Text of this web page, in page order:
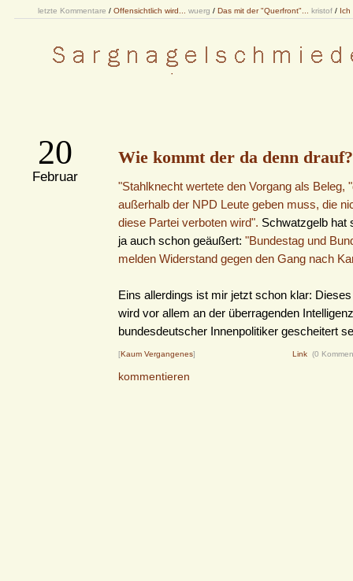
letzte Kommentare / Offensichtlich wird... wuerg / Das mit der "Querfront"... kristof / Ich
20
Februar
Wie kommt der da denn drauf?
"Stahlknecht wertete den Vorgang als Beleg,
außerhalb der NPD Leute geben muss, die
diese Partei verboten wird". Schwatzgelb hat
ja auch schon geäußert: "Bundestag und
melden Widerstand gegen den Gang nach
Eins allerdings ist mir jetzt schon klar:
wird vor allem an der überragenden Intelligenz
bundesdeutscher Innenpolitiker gescheitert
[Kaum Vergangenes] Link (0
kommentieren